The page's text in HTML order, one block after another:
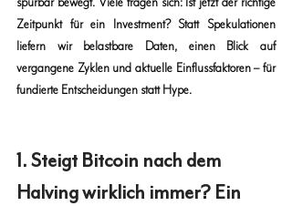
Zeitpunkt für ein Investment? Statt Spekulationen
liefern wir belastbare Daten, einen Blick auf
vergangene Zyklen und aktuelle Einflussfaktoren – für
fundierte Entscheidungen statt Hype.
1. Steigt Bitcoin nach dem
Halving wirklich immer? Ein